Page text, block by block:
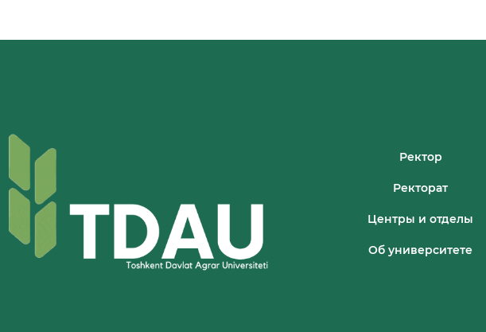
Ректор
Ректорат
Центры и отделы
Об университете